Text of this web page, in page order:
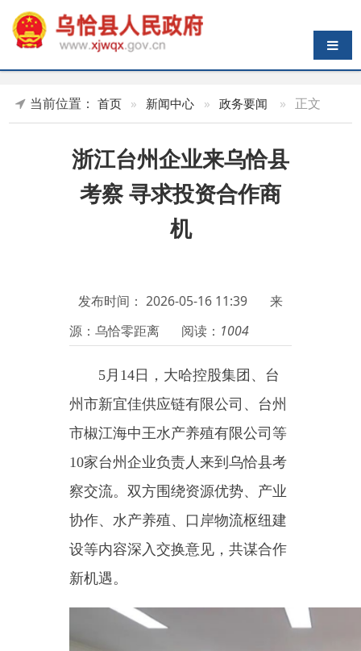
导航切换
考察 寻求投资合作商
机
源：乌恰零距离
阅读： 1004
5月14日，大哈控股集团、台
市椒江海中王水产养殖有限公司等
10家台州企业负责人来到乌恰县考
察交流。双方围绕资源优势、产业
协作、水产养殖、口岸物流枢纽建
设等内容深入交换意见，共谋合作
新机遇。